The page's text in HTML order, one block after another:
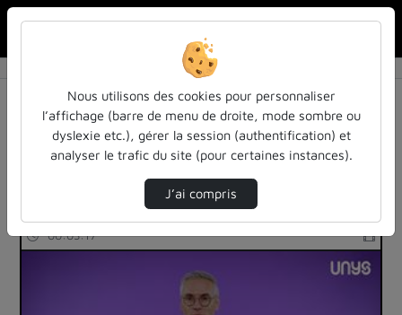
Résultats de la recherche
Filtres actifs (cliquer pour en retirer) :
sante
00:03:17
Nous utilisons des cookies pour personnaliser
l’affichage (barre de menu de droite, mode sombre ou
dyslexie etc.), gérer la session (authentification) et
analyser le trafic du site (pour certaines instances).
J’ai compris